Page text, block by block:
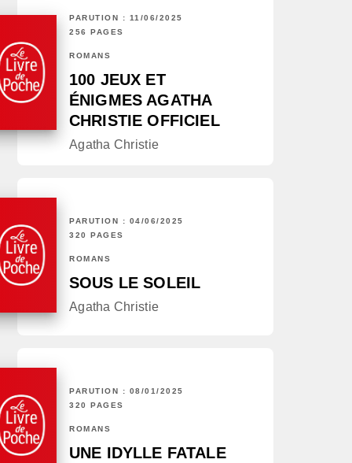
PARUTION : 11/06/2025
256 PAGES
ROMANS
100 JEUX ET
ÉNIGMES AGATHA
CHRISTIE OFFICIEL
Agatha Christie
PARUTION : 04/06/2025
320 PAGES
ROMANS
SOUS LE SOLEIL
Agatha Christie
PARUTION : 08/01/2025
320 PAGES
ROMANS
UNE IDYLLE FATALE